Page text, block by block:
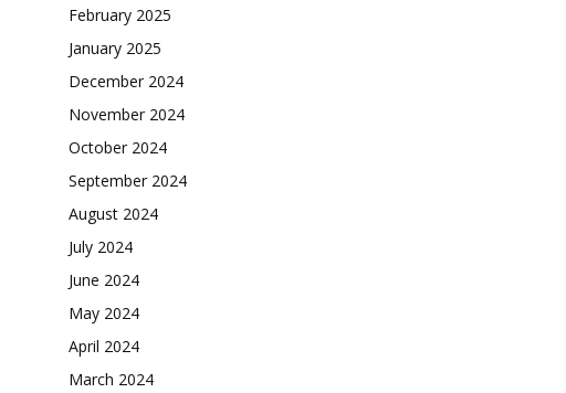
February 2025
January 2025
December 2024
November 2024
October 2024
September 2024
August 2024
July 2024
June 2024
May 2024
April 2024
March 2024